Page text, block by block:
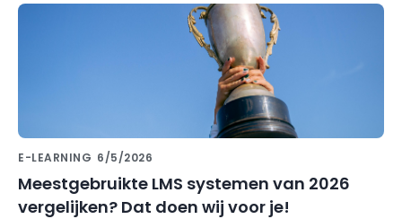
E-LEARNING 6/5/2026
Meestgebruikte LMS systemen van 2026
vergelijken? Dat doen wij voor je!